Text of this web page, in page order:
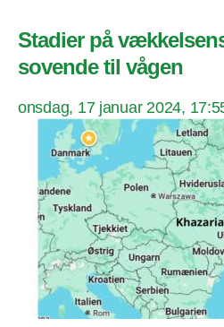
Stadier på
sovende til vågen
onsdag, 17 januar 2024,